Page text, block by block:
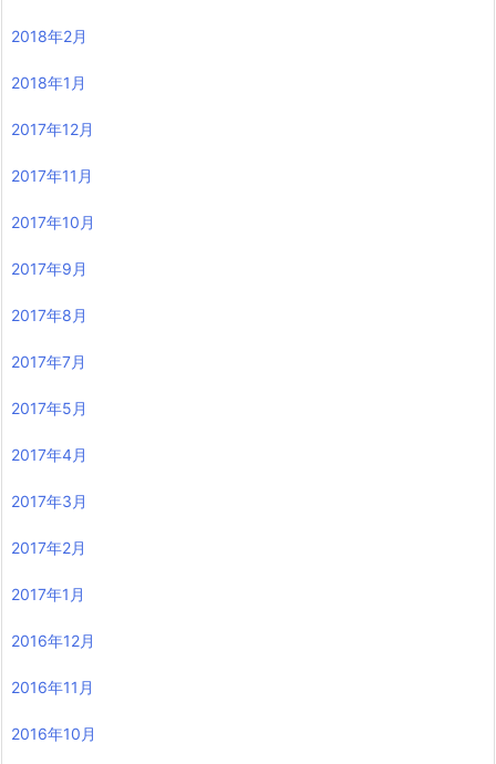
2018年2月
2018年1月
2017年12月
2017年11月
2017年10月
2017年9月
2017年8月
2017年7月
2017年5月
2017年4月
2017年3月
2017年2月
2017年1月
2016年12月
2016年11月
2016年10月